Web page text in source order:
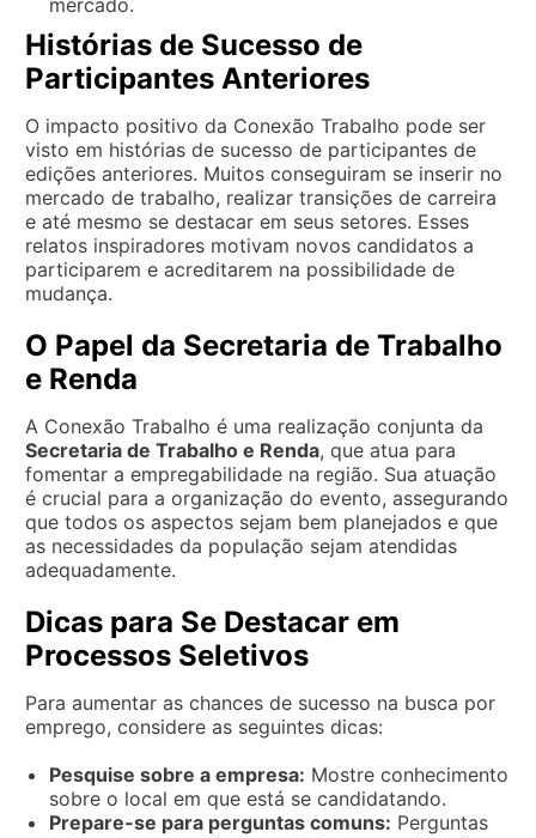
Histórias de Sucesso de
Participantes Anteriores
O impacto positivo da Conexão Trabalho pode ser
visto em histórias de sucesso de participantes de
edições anteriores. Muitos conseguiram se inserir no
mercado de trabalho, realizar transições de carreira
e até mesmo se destacar em seus setores. Esses
relatos inspiradores motivam novos candidatos a
participarem e acreditarem na possibilidade de
mudança.
O Papel da Secretaria de Trabalho
e Renda
A Conexão Trabalho é uma realização conjunta da
Secretaria de Trabalho e Renda, que atua para
fomentar a empregabilidade na região. Sua atuação
é crucial para a organização do evento, assegurando
que todos os aspectos sejam bem planejados e que
as necessidades da população sejam atendidas
adequadamente.
Dicas para Se Destacar em
Processos Seletivos
Para aumentar as chances de sucesso na busca por
emprego, considere as seguintes dicas:
Pesquise sobre a empresa: Mostre conhecimento
sobre o local em que está se candidatando.
Prepare-se para perguntas comuns: Perguntas